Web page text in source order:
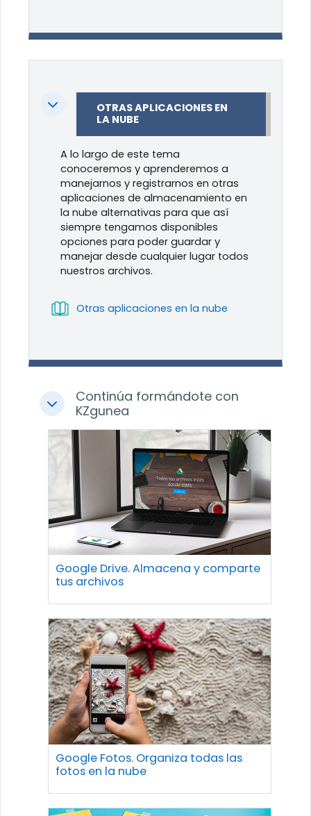
Colapsar
OTRAS APLICACIONES EN
LA NUBE
A lo largo de este tema
conoceremos y aprenderemos a
manejarnos y registrarnos en otras
aplicaciones de almacenamiento en
la nube alternativas para que así
siempre tengamos disponibles
opciones para poder guardar y
manejar desde cualquier lugar todos
nuestros archivos.
Otras aplicaciones en la nube
Colapsar
Continúa formándote con
KZgunea
Google Drive. Almacena y comparte
tus archivos
Google Fotos. Organiza todas las
fotos en la nube